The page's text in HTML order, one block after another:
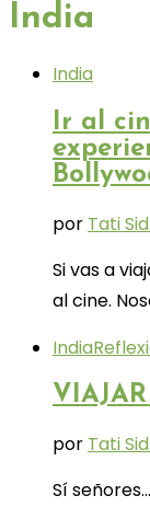
India
India
Ir al
por Tati
Si vas a
al cine.
India
por Tati
Sí